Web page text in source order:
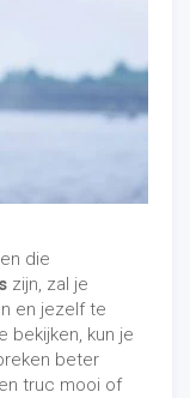
die
zijn, zal je
en jezelf te
bekijken, kun je
beter
truc mooi of